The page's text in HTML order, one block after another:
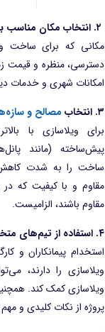
۲. انتخاب مکان مناسب برای
مکانی که برای ساخت
دسترسی، منظره و قیمت
امکانات شهری و خدمات
۳. انتخاب
مصالح و
برای ویلاسازی با
پیش‌ساخته (مانند
ساخت را به شدت
مقاوم و با کیفیت که
مقاوم باشند، الزامیست.
۴. استفاده از تیم‌های متخصص
استخدام پیمانکاران و
ویلاسازی را دارند،
ویلاسازی کمک کند.
پروژه از نکات کلیدی و